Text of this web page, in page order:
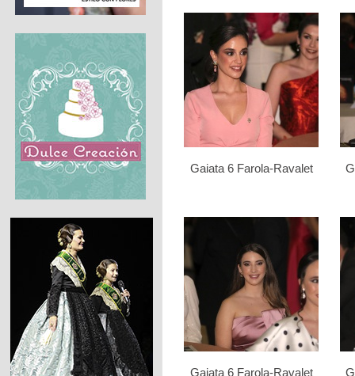
Gaiata 6 Farola-Ravalet
Gaiata 6 Farola-Ravalet